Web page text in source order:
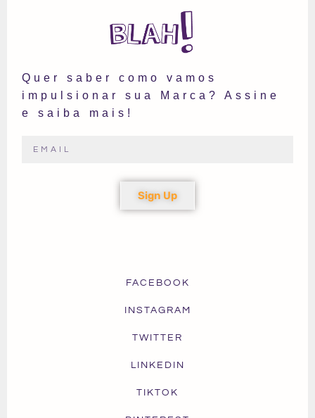
Quer saber como vamos
impulsionar sua Marca? Assine
e saiba mais!
Sign Up
FACEBOOK
INSTAGRAM
TWITTER
LINKEDIN
TIKTOK